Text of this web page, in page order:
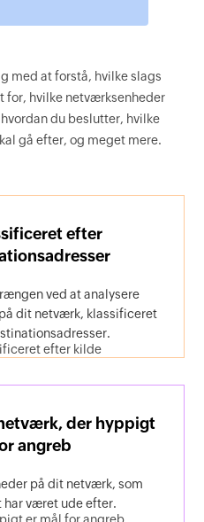
med at forstå, hvilke slags
for, hvilke netværksenheder
du beslutter, hvilke
gå efter, og meget mere.
efter
ved at analysere
dit netværk, klassificeret
der hyppigt
angreb
på dit netværk, som
været ude efter.